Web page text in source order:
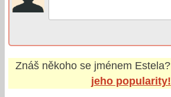
Znáš někoho se jménem Estela?
jeho popularity!